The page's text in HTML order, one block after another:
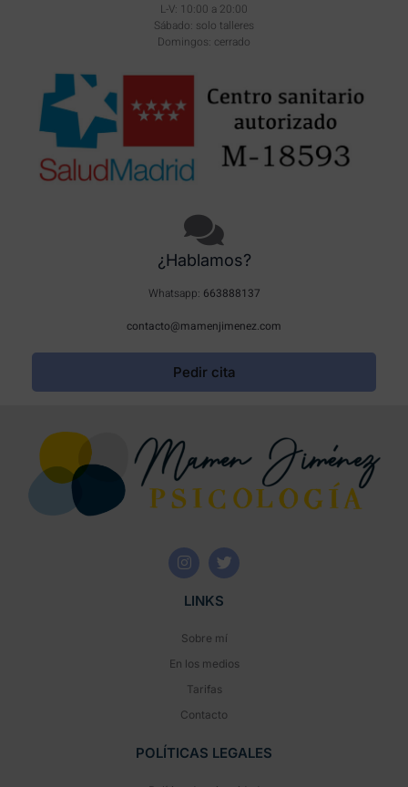
L-V: 10:00 a 20:00
Sábado: solo talleres
Domingos: cerrado
¿Hablamos?
Whatsapp: 663888137
contacto@mamenjimenez.com
Pedir cita
LINKS
Sobre mí
En los medios
Tarifas
Contacto
POLÍTICAS LEGALES